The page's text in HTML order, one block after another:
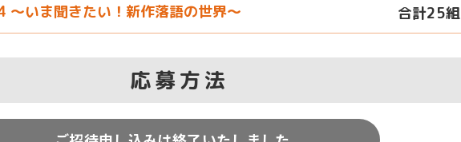
いま聞きたい！新作落語の世界〜
合計25組
応募方法